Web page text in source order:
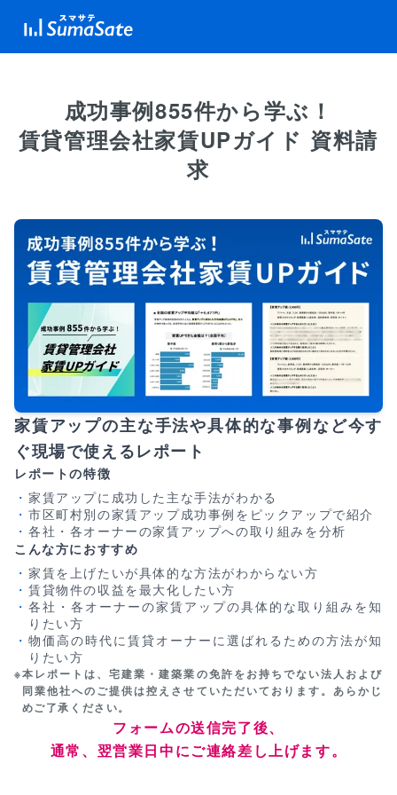
成功事例855件から学ぶ！
賃貸管理会社家賃UPガイド 資料請
求
家賃アップの主な手法や具体的な事例など今す
ぐ現場で使えるレポート
レポートの特徴
家賃アップに成功した主な手法がわかる
市区町村別の家賃アップ成功事例をピックアップで紹介
各社・各オーナーの家賃アップへの取り組みを分析
こんな方におすすめ
家賃を上げたいが具体的な方法がわからない方
賃貸物件の収益を最大化したい方
各社・各オーナーの家賃アップの具体的な取り組みを知
りたい方
物価高の時代に賃貸オーナーに選ばれるための方法が知
りたい方
※本レポートは、宅建業・建築業の免許をお持ちでない法人および
同業他社へのご提供は控えさせていただいております。あらかじ
めご了承ください。
フォームの送信完了後、
通常、翌営業日中にご連絡差し上げます。